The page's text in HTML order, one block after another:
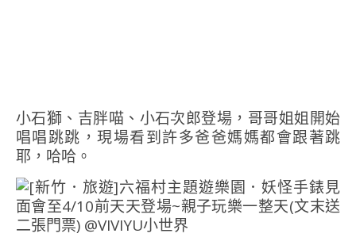
小石獅、吉胖喵、小石次郎登場，哥哥姐姐開始
唱唱跳跳，現場看到許多爸爸媽媽都會跟著跳
耶，哈哈。